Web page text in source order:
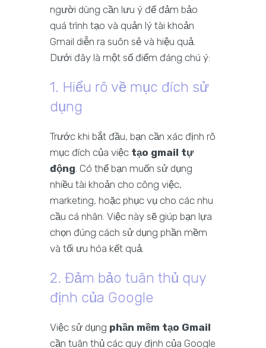
người dùng cần lưu ý để đảm bảo
quá trình tạo và quản lý tài khoản
Gmail diễn ra suôn sẻ và hiệu quả.
Dưới đây là một số điểm đáng chú ý:
1. Hiểu rõ về mục đích sử
dụng
Trước khi bắt đầu, bạn cần xác định rõ
mục đích của việc tạo gmail tự
động. Có thể bạn muốn sử dụng
nhiều tài khoản cho công việc,
marketing, hoặc phục vụ cho các nhu
cầu cá nhân. Việc này sẽ giúp bạn lựa
chọn đúng cách sử dụng phần mềm
và tối ưu hóa kết quả.
2. Đảm bảo tuân thủ quy
định của Google
Việc sử dụng phần mềm tạo Gmail
cần tuân thủ các quy định của Google